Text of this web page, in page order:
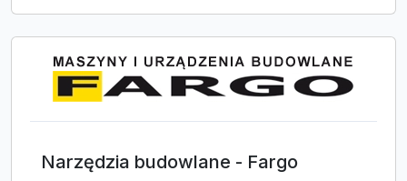
Narzędzia budowlane - Fargo